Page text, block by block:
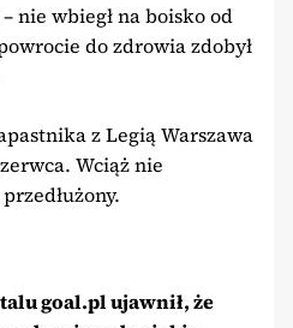
nie wbiegł na boisko od
do zdrowia zdobył
z Legią Warszawa
Wciąż nie
goal.pl ujawnił, że